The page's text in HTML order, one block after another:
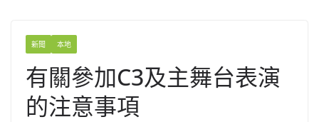
新聞 本地
有關參加C3及主舞台表演
的注意事項